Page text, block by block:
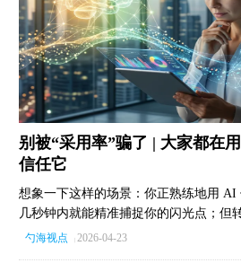
别被“采用率”骗了 | 大家都在
信任它
想象一下这样的场景：你正熟练地用 AI
几秒钟内就能精准捕捉你的闪光点；但
端决定你生死的人选也是一个 AI，你可
勺海视点 2026-04-23